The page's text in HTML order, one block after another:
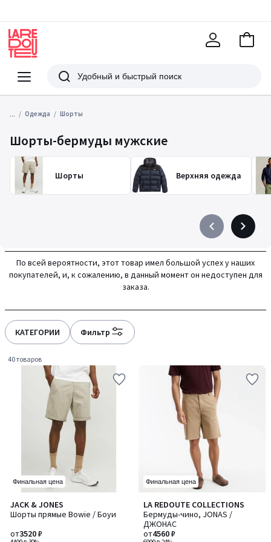
Меню
Redoute
Поиск
В
... Одежда Шорты
Шорты-бермуды мужские
Шорты Верхняя одежда
Précédent
à
gauche
Suivant
à
droite
По всей вероятности, этот товар имел большой успех у наших
покупателей, и, к сожалению, в данный момент он недоступен для
заказа.
КАТЕГОРИИ Фильтр
40 товаров
Финальная цена
JACK & JONES
Шорты прямые Bowie / Боуи
от3520 ₽
4,7
/ 5
Количество
цветов:
Финальная цена
LA REDOUTE COLLECTIONS
Бермуды-чино, JONAS /
ДЖОНАС
от4560 ₽
4,7
/ 5
Количество
цветов:
4